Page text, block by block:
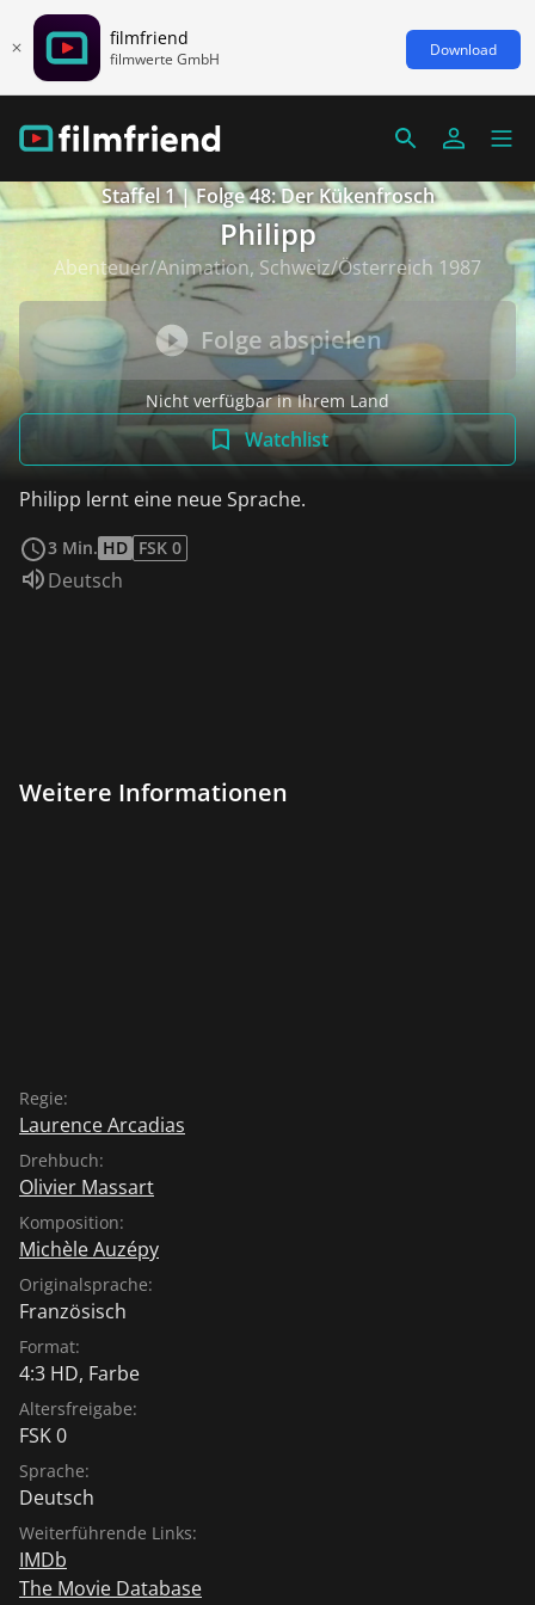
filmfriend
filmwerte GmbH Download
Staffel 1 | Folge 48: Der Kükenfrosch
Philipp
Abenteuer/Animation, Schweiz/Österreich 1987
Folge abspielen
Nicht verfügbar in Ihrem Land
Watchlist
Philipp lernt eine neue Sprache.
3 Min. HD FSK 0
Sprache:
Deutsch
Weitere Informationen
Regie:
Laurence Arcadias
Drehbuch:
Olivier Massart
Komposition:
Michèle Auzépy
Originalsprache:
Französisch
Format:
4:3 HD, Farbe
Altersfreigabe:
FSK 0
Sprache:
Deutsch
Weiterführende Links:
IMDb
The Movie Database